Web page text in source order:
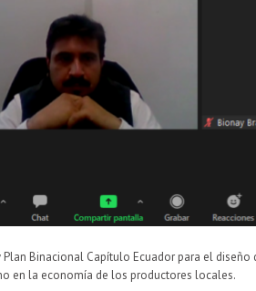
Binacional Capítulo Ecuador para el
en la economía de los productores locales.